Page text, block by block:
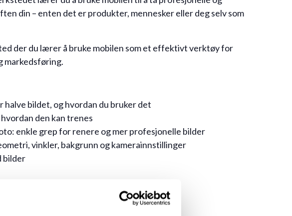
din – enten det er produkter, mennesker eller deg selv som
der du lærer å bruke mobilen som et effektivt verktøy for
markedsføring.
halve bildet, og hvordan du bruker det
den kan trenes
enkle grep for renere og mer profesjonelle bilder
vinkler, bakgrunn og kamerainnstillinger
bilder